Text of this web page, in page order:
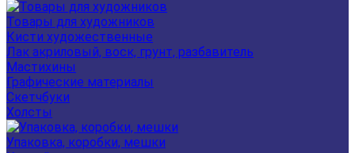
Товары для художников
Кисти художественные
Лак акриловый, воск, грунт, разбавитель
Мастихины
Графические материалы
Скетчбуки
Холсты
Упаковка, коробки, мешки